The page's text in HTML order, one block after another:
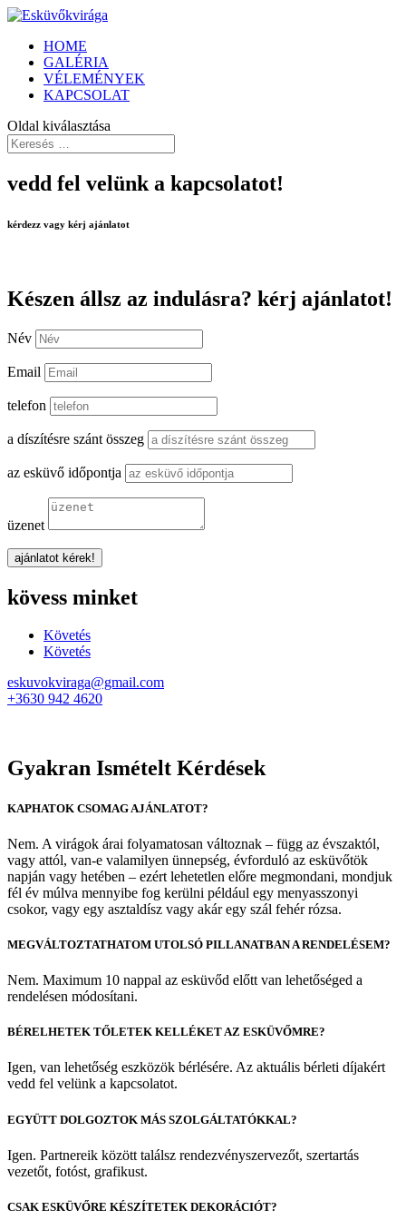
HOME
GALÉRIA
VÉLEMÉNYEK
KAPCSOLAT
Oldal kiválasztása
vedd fel velünk a kapcsolatot!
kérdezz vagy kérj ajánlatot
Készen állsz az indulásra? kérj ajánlatot!
Név
Email
telefon
a díszítésre szánt összeg
az esküvő időpontja
üzenet
ajánlatot kérek!
kövess minket
Követés
Követés
eskuvokviraga@gmail.com
+3630 942 4620
Gyakran Ismételt Kérdések
KAPHATOK CSOMAG AJÁNLATOT?
Nem. A virágok árai folyamatosan változnak – függ az évszaktól,
vagy attól, van-e valamilyen ünnepség, évforduló az esküvőtök
napján vagy hetében – ezért lehetetlen előre megmondani, mondjuk
fél év múlva mennyibe fog kerülni például egy menyasszonyi
csokor, vagy egy asztaldísz vagy akár egy szál fehér rózsa.
MEGVÁLTOZTATHATOM UTOLSÓ PILLANATBAN A RENDELÉSEM?
Nem. Maximum 10 nappal az esküvőd előtt van lehetőséged a
rendelésen módosítani.
BÉRELHETEK TŐLETEK KELLÉKET AZ ESKÜVŐMRE?
Igen, van lehetőség eszközök bérlésére. Az aktuális bérleti díjakért
vedd fel velünk a kapcsolatot.
EGYÜTT DOLGOZTOK MÁS SZOLGÁLTATÓKKAL?
Igen. Partnereik között találsz rendezvényszervezőt, szertartás
vezetőt, fotóst, grafikust.
CSAK ESKÜVŐRE KÉSZÍTETEK DEKORÁCIÓT?